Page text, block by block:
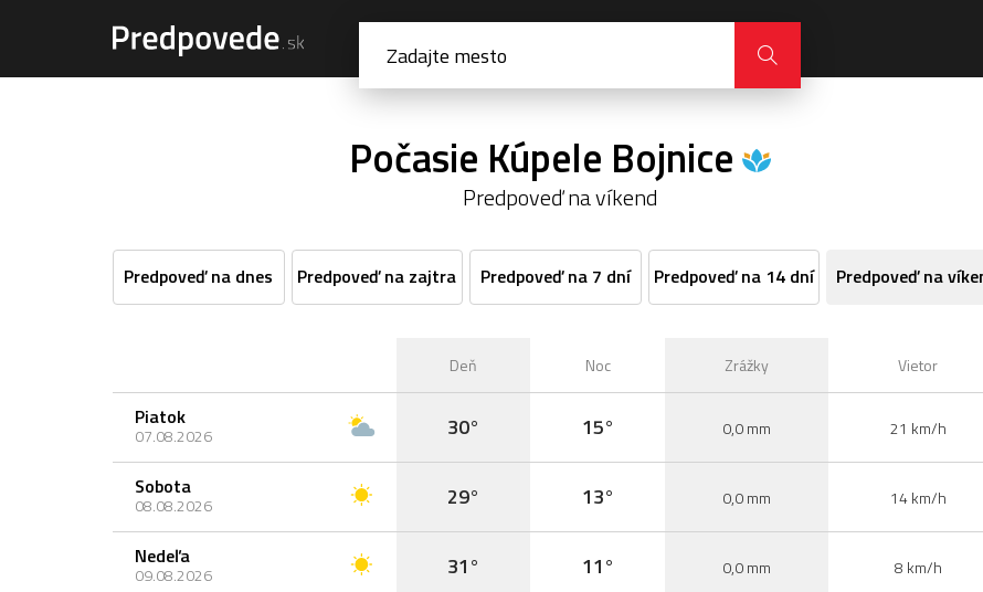
Počasie Kúpele Bojnice
Predpoveď na víkend
Predpoveď na dnes Predpoveď na zajtra Predpoveď na 7 dní Predpoveď na 14 dní Predpoveď na
Deň Noc Zrážky Vietor
Piatok
07.08.2026 30° 15° 0,0 mm 21 km/h
Sobota
08.08.2026 29° 13° 0,0 mm 14 km/h
Nedeľa
09.08.2026 31° 11° 0,0 mm 8 km/h